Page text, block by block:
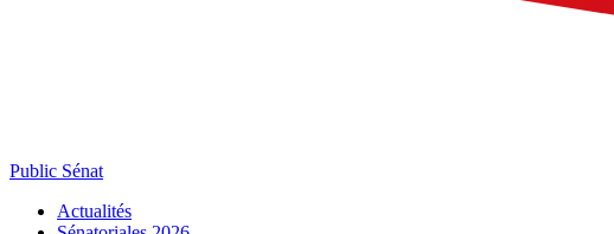
Public Sénat
Actualités